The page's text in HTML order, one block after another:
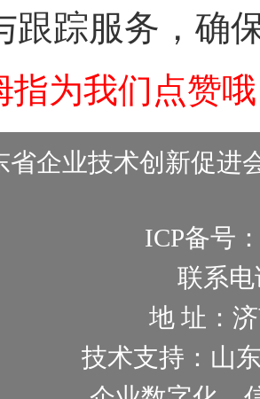
跟踪服务，确
指为我们点赞
省企业技术创新促进
ICP备号
联系电
地 址：
技术支持：山